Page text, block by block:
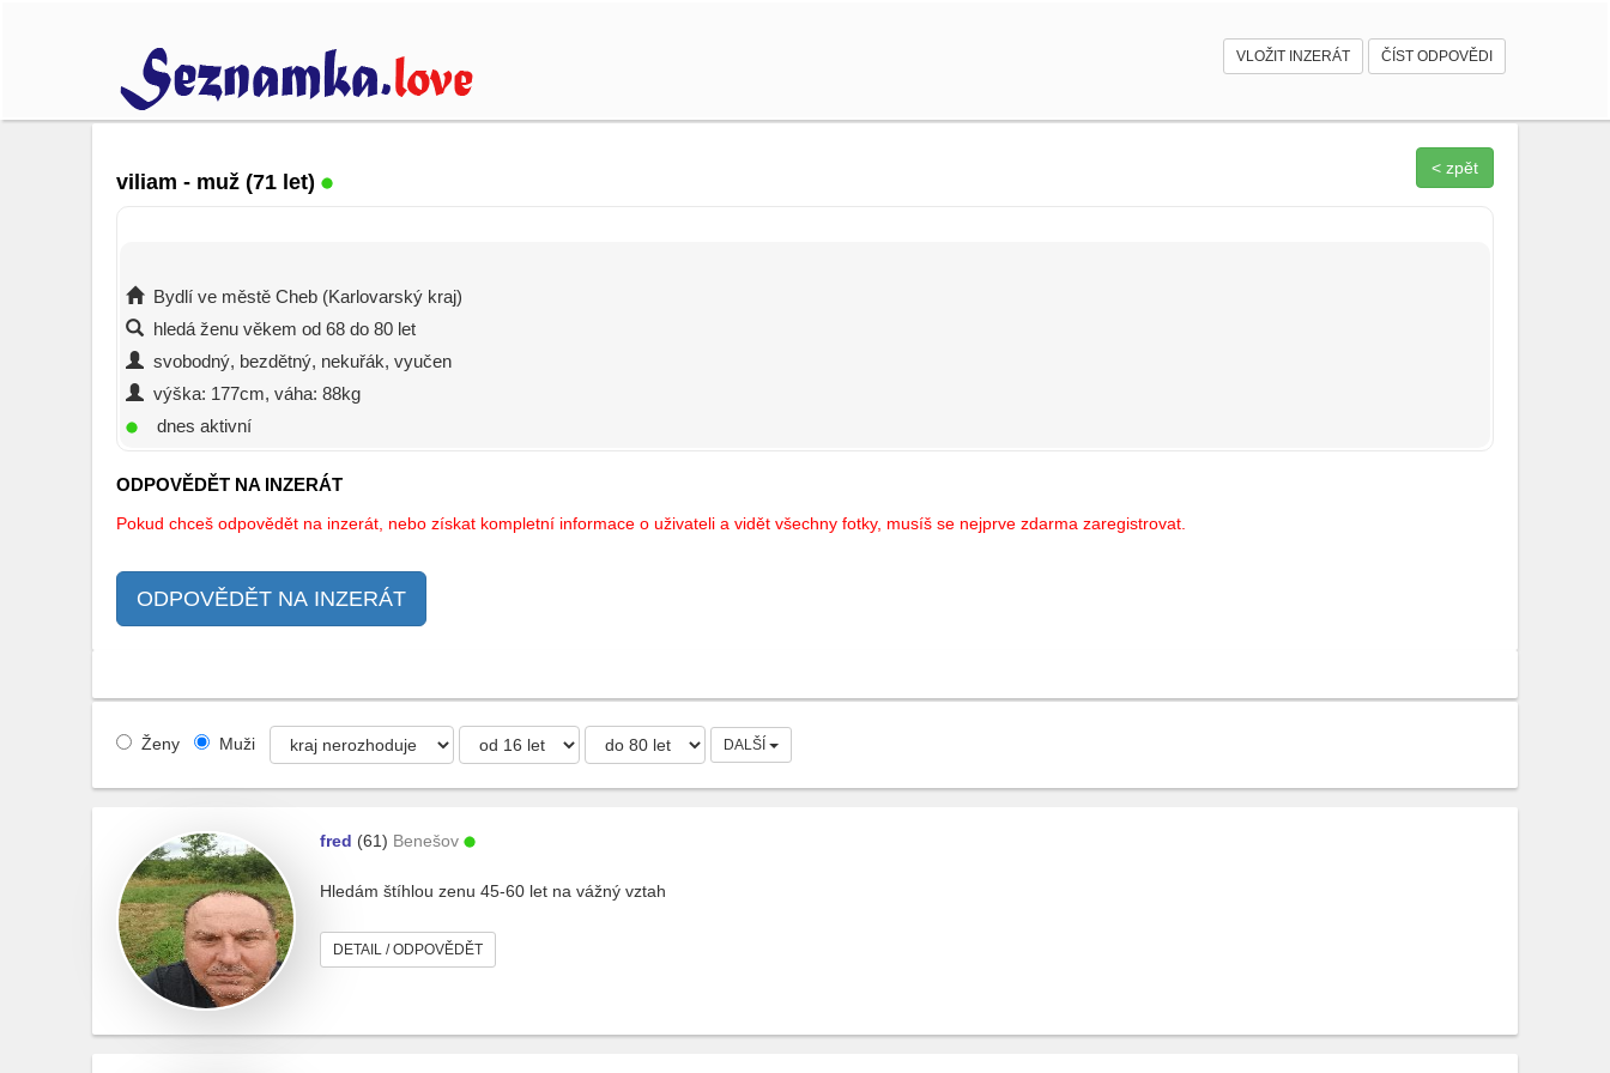
VLOŽIT INZERÁT ČÍST ODPOVĚDI
viliam - muž (71 let)
< zpět
Bydlí ve městě Cheb (Karlovarský kraj)
hledá ženu věkem od 68 do 80 let
svobodný, bezdětný, nekuřák, vyučen
výška: 177cm, váha: 88kg
dnes aktivní
ODPOVĚDĚT NA INZERÁT
Pokud chceš odpovědět na inzerát, nebo získat kompletní informace o uživateli a vidět všechny fotky, musíš se nejprve zdarma zaregistrovat.
ODPOVĚDĚT NA INZERÁT
Ženy Muži DALŠÍ
fred (61) Benešov
Hledám štíhlou zenu 45-60 let na vážný vztah
DETAIL / ODPOVĚDĚT